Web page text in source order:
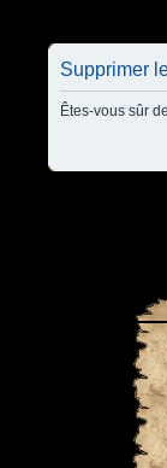
Supprimer
Êtes-vous sûr